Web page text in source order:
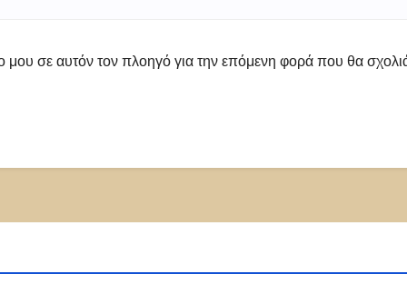
μου σε αυτόν τον πλοηγό για την επόμενη φορά που θα